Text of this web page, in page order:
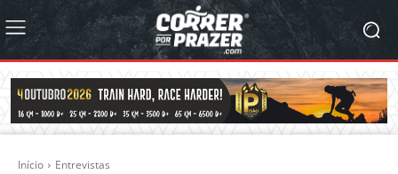
Início Entrevistas